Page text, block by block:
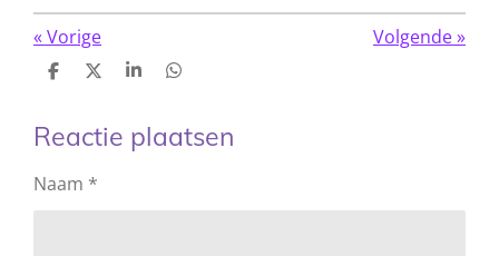
«Vorige Volgende»
D
e
n
D
l
S
r
e
D
e
n
Reactie plaatsen
Naam *